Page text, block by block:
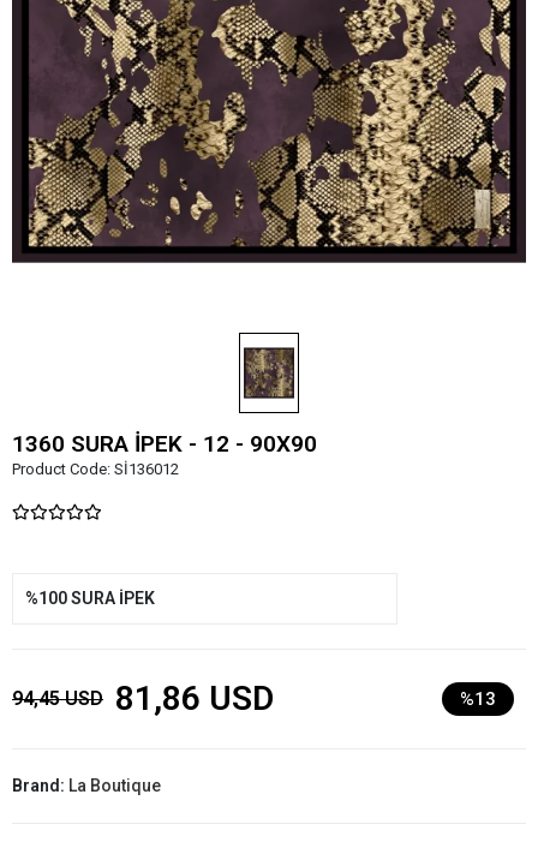
1360 SURA İPEK - 12 - 90X90
Product Code: Sİ136012
%100 SURA İPEK
94,45 USD 81,86 USD %13
Brand: La Boutique